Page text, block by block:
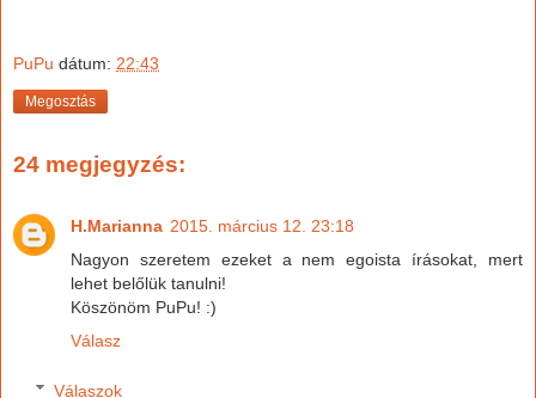
PuPu dátum: 22:43
Megosztás
24 megjegyzés:
H.Marianna 2015. március 12. 23:18
Nagyon szeretem ezeket a nem egoista írásokat, mert
lehet belőlük tanulni!
Köszönöm PuPu! :)
Válasz
Válaszok